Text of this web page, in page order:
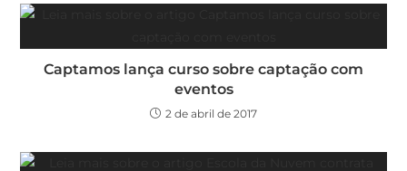
Captamos lança curso sobre captação com
eventos
2 de abril de 2017